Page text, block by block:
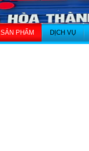
SẢN PHẨM DỊCH VỤ